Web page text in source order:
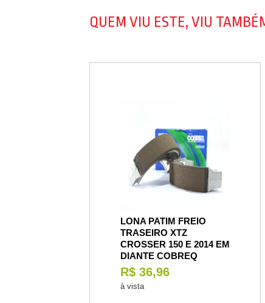
QUEM VIU ESTE, VIU
LONA PATIM FREIO
TRASEIRO XTZ
CROSSER 150 E 2014 EM
DIANTE COBREQ
R$ 36,96
à vista